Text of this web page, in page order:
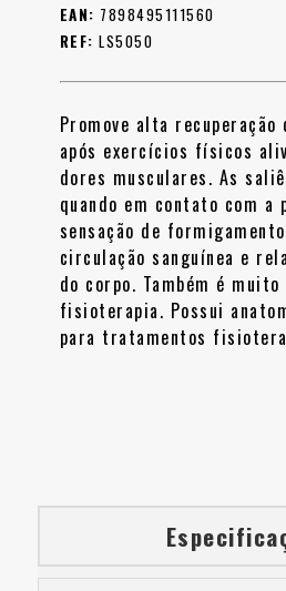
EAN: 7898495111560
REF:LS5050
Promove alta
após exercícios físicos
dores musculares. As
quando em contato com a
sensação de
circulação sanguínea e
do corpo. Também é
fisioterapia. Possui
para tratamentos